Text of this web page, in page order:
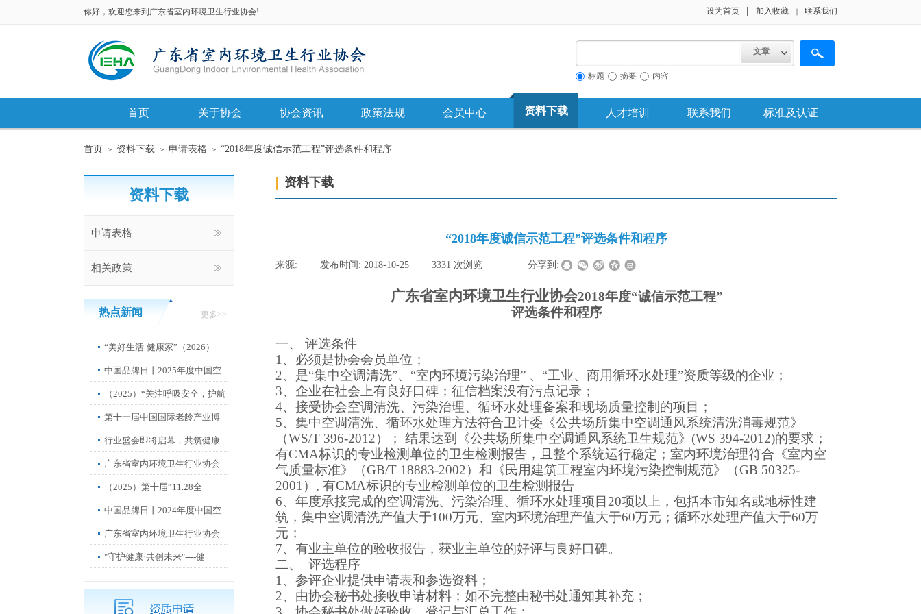
你好，欢迎您来到广东省室内环境卫生行业协会! 设为首页 | 加入收藏 ｜ 联系我们
文章
标题 摘要 内容
首页 关于协会 协会资讯 政策法规 会员中心 资料下载 人才培训 联系我们 标准及认证
首页 ＞ 资料下载 ＞ 申请表格 ＞ “2018年度诚信示范工程”评选条件和程序
资料下载
资料下载
申请表格
相关政策
“2018年度诚信示范工程”评选条件和程序
来源: 发布时间: 2018-10-25 3331 次浏览 分享到:
广东省室内环境卫生行业协会2018年度“诚信示范工程”
评选条件和程序
一、 评选条件
1、 必须是协会会员单位；
2、是“集中空调清洗”、 “室内环境污染治理” 、 “工业、商用循环水处理”资质等级的企业；
3、企业在社会上有良好口碑；征信档案没有污点记录；
4、接受协会空调清洗、污染治理、循环水处理备案和现场质量控制的项目；
5、 集中空调清洗、循环水处理方法符合卫计委 《公共场所集中空调通风系统清洗消毒规范》
（WS/T 396-2012） ； 结果达到《公共场所集中空调通风系统卫生规范》 (WS 394-2012)的要求；
有CMA标识的专业检测单位的卫生检测报告，且整个系统运行稳定； 室内环境治理符合《室内空
气质量标准》（GB/T 18883-2002）和《民用建筑工程室内环境污染控制规范》（GB 50325-
2001）, 有CMA标识的专业检测单位的卫生检测报告。
6、年度承接完成的空调清洗、污染治理、循环水处理项目 20项以上，包括本市知名或地标性建
筑，集中空调清洗产值大于100万元、室内环境治理产值大于60万元 ； 循环水处理产值大于60万
元；
7、有业主单位的验收报告，获业主单位的好评与良好口碑。
二、
评选程序
1、参评企业提供申请表和参选资料；
2、由协会秘书处接收申请材料；如不完整由秘书处通知其补充；
热点新闻 更多>>
“美好生活·健康家”（2026）
中国品牌日丨2025年度中国空
净（2025）“关注呼吸安全，护航
第十一届中国国际老龄产业博
览会”
行业盛会即将启幕，共筑健康
中国新
广东省室内环境卫生行业协会
第67
（2025）第十届“11.28全
中国品牌日丨2024年度中国空
净
广东省室内环境卫生行业协会
第四届
"守护健康·共创未来"----健